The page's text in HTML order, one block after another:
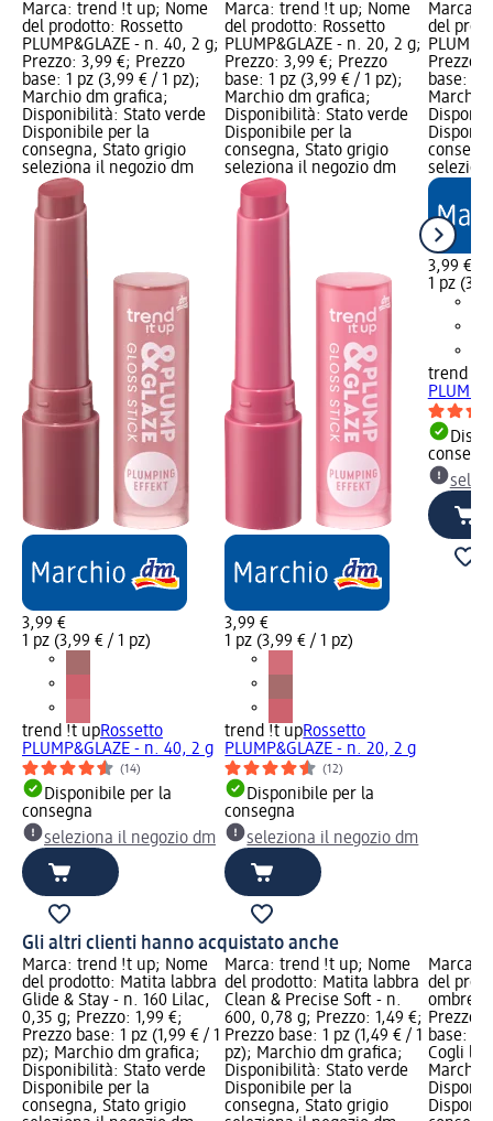
Marca: trend !t up; Nome
del prodotto: Rossetto
PLUMP&GLAZE - n. 40, 2 g;
Prezzo: 3,99 €; Prezzo
base: 1 pz (3,99 € / 1 pz);
Marchio dm grafica;
Disponibilità: Stato verde
Disponibile per la
consegna, Stato grigio
seleziona il negozio dm
3,99 €
1 pz (3,99 € / 1 pz)
trend !t upRossetto
PLUMP&GLAZE - n. 40, 2 g
(14)
Disponibile per la
consegna
seleziona il negozio dm
Marca: trend !t up; Nome
del prodotto: Rossetto
PLUMP&GLAZE - n. 20, 2 g;
Prezzo: 3,99 €; Prezzo
base: 1 pz (3,99 € / 1 pz);
Marchio dm grafica;
Disponibilità: Stato verde
Disponibile per la
consegna, Stato grigio
seleziona il negozio dm
3,99 €
1 pz (3,99 € / 1 pz)
trend !t upRossetto
PLUMP&GLAZE - n. 20, 2 g
(12)
Disponibile per la
consegna
seleziona il negozio dm
Marca:
del
Prezzo:
base: 1
Marchio
3,99 €
1 pz
trend !t
Gli altri clienti hanno acquistato anche
Marca: trend !t up; Nome
del prodotto: Matita labbra
Glide & Stay - n. 160 Lilac,
0,35 g; Prezzo: 1,99 €;
Prezzo base: 1 pz (1,99 € / 1
pz); Marchio dm grafica;
Disponibilità: Stato verde
Disponibile per la
consegna, Stato grigio
Marca: trend !t up; Nome
del prodotto: Matita labbra
Clean & Precise Soft - n.
600, 0,78 g; Prezzo: 1,49 €;
Prezzo base: 1 pz (1,49 € / 1
pz); Marchio dm grafica;
Disponibilità: Stato verde
Disponibile per la
consegna, Stato grigio
Marca:
del
ombretti
Prezzo:
base: 1
Cogli
Marchio